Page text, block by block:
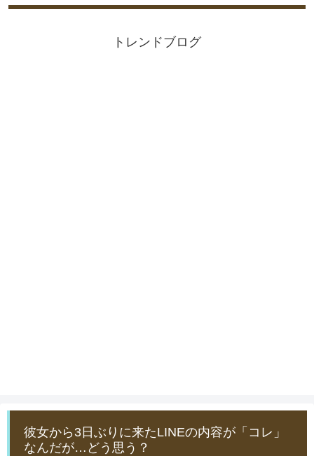
トレンドブログ
彼女から3日ぶりに来たLINEの内容が「コレ」
なんだが…どう思う？